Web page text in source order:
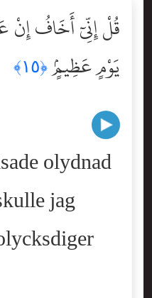
قُلْ إِنِّىٓ أَخَافُ
يَوْمٍ عَظِيمٍۢ﴿١٥﴾
olydnad
jag